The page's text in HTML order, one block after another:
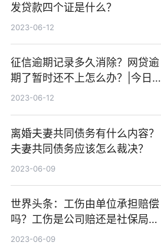
发贷款四个证是什么？
2023-06-12
征信逾期记录多久消除？网贷逾
期了暂时还不上怎么办？|今日快
看
2023-06-12
离婚夫妻共同债务有什么内容？
夫妻共同债务应该怎么裁决？
2023-06-09
世界头条：工伤由单位承担赔偿
吗？工伤是公司赔还是社保局
赔？
2023-06-09